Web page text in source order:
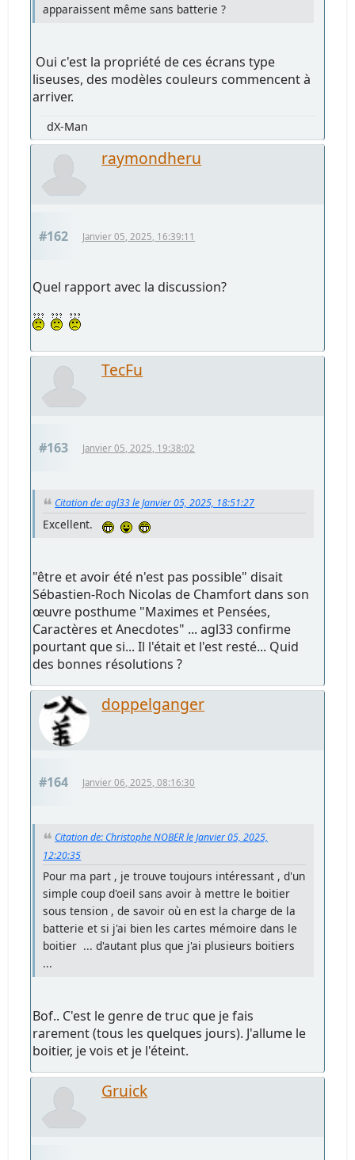
apparaissent même sans batterie ?
Oui c'est la propriété de ces écrans type
liseuses, des modèles couleurs commencent à
arriver.
dX-Man
raymondheru
#162 Janvier 05, 2025, 16:39:11
Quel rapport avec la discussion?
TecFu
#163 Janvier 05, 2025, 19:38:02
Citation de: agl33 le Janvier 05, 2025, 18:51:27
Excellent.
"être et avoir été n'est pas possible" disait
Sébastien-Roch Nicolas de Chamfort dans son
œuvre posthume "Maximes et Pensées,
Caractères et Anecdotes" ... agl33 confirme
pourtant que si... Il l'était et l'est resté... Quid
des bonnes résolutions ?
doppelganger
#164 Janvier 06, 2025, 08:16:30
Citation de: Christophe NOBER le Janvier 05, 2025,
12:20:35
Pour ma part , je trouve toujours intéressant , d'un
simple coup d'oeil sans avoir à mettre le boitier
sous tension , de savoir où en est la charge de la
batterie et si j'ai bien les cartes mémoire dans le
boitier ... d'autant plus que j'ai plusieurs boitiers
...
Bof.. C'est le genre de truc que je fais
rarement (tous les quelques jours). J'allume le
boitier, je vois et je l'éteint.
Gruick